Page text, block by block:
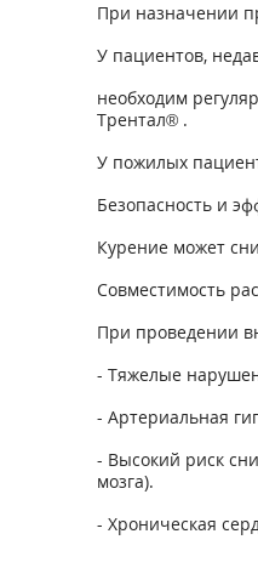
При назначении
У пациентов,
необходим
Трентал® .
У пожилых
Безопасность и
Курение может
Совместимость
При проведении
- Тяжелые
- Артериальная
- Высокий риск
мозга).
- Хроническая